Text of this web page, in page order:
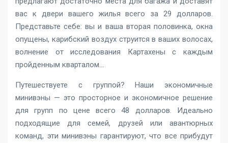
вас к двери вашего жилья всего за 29 долларов.
Представьте себе: вы и ваша вторая половинка, окна
опущены, карибский воздух струится в ваших волосах,
волнение от исследования Картахены с каждым
пройденным кварталом…
Путешествуете с группой? Наши экономичные
минивэны — это просторное и экономичное решение
для групп по цене всего 48 долларов. Идеально
подходящие для семей, друзей или авантюрных
команд, эти минивэны гарантируют, что все прибудут